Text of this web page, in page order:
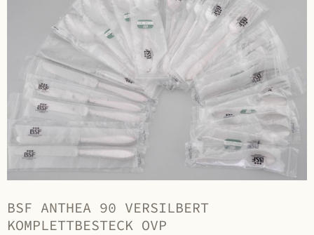
BSF ANTHEA 90 VERSILBERT
KOMPLETTBESTECK OVP